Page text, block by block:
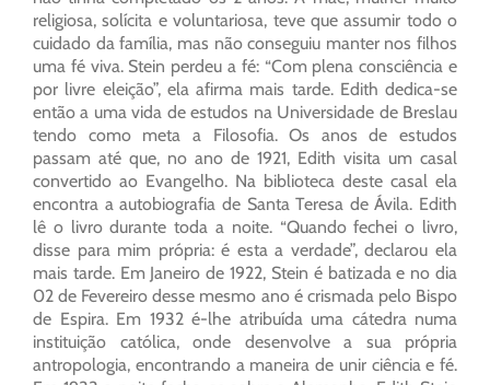
religiosa, solícita e voluntariosa, teve que assumir todo o
cuidado da família, mas não conseguiu manter nos filhos
uma fé viva. Stein perdeu a fé: “Com plena consciência e
por livre eleição”, ela afirma mais tarde. Edith dedica-se
então a uma vida de estudos na Universidade de Breslau
tendo como meta a Filosofia. Os anos de estudos
passam até que, no ano de 1921, Edith visita um casal
convertido ao Evangelho. Na biblioteca deste casal ela
encontra a autobiografia de Santa Teresa de Ávila. Edith
lê o livro durante toda a noite. “Quando fechei o livro,
disse para mim própria: é esta a verdade”, declarou ela
mais tarde. Em Janeiro de 1922, Stein é batizada e no dia
02 de Fevereiro desse mesmo ano é crismada pelo Bispo
de Espira. Em 1932 é-lhe atribuída uma cátedra numa
instituição católica, onde desenvolve a sua própria
antropologia, encontrando a maneira de unir ciência e fé.